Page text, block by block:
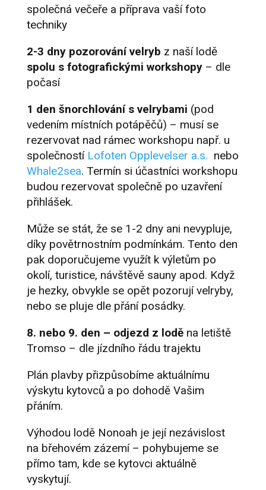
společná večeře a příprava vaší foto
techniky
2-3 dny pozorování velryb z naší lodě
spolu s fotografickými workshopy– dle
počasí
1 den šnorchlování s velrybami (pod
vedením místních potápěčů) – musí se
rezervovat nad rámec workshopu např. u
společností Lofoten Opplevelser a.s. nebo
Whale2sea. Termín si účastníci workshopu
budou rezervovat společně po uzavření
přihlášek.
Může se stát, že se 1-2 dny ani nevypluje,
díky povětrnostním podmínkám. Tento den
pak doporučujeme využít k výletům po
okolí, turistice, návštěvě sauny apod. Když
je hezky, obvykle se opět pozorují velryby,
nebo se pluje dle přání posádky.
8. nebo 9. den – odjezd z loděna letiště
Tromso – dle jízdního řádu trajektu
Plán plavby přizpůsobíme aktuálnímu
výskytu kytovců a po dohodě Vašim
přáním.
Výhodou lodě Nonoah je její nezávislost
na břehovém zázemí – pohybujeme se
přímo tam, kde se kytovci aktuálně
vyskytují.